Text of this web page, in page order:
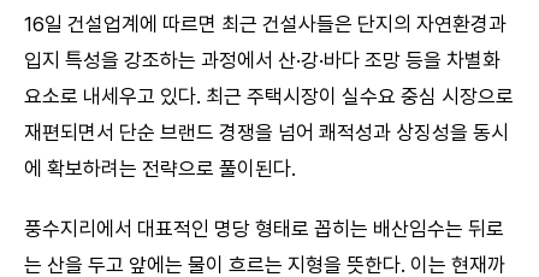
16일 건설업계에 따르면 최근 건설사들은 단지의 자연환경과
입지 특성을 강조하는 과정에서 산·강·바다 조망 등을 차별화
요소로 내세우고 있다. 최근 주택시장이 실수요 중심 시장으로
재편되면서 단순 브랜드 경쟁을 넘어 쾌적성과 상징성을 동시
에 확보하려는 전략으로 풀이된다.
풍수지리에서 대표적인 명당 형태로 꼽히는 배산임수는 뒤로
는 산을 두고 앞에는 물이 흐르는 지형을 뜻한다. 이는 현재까